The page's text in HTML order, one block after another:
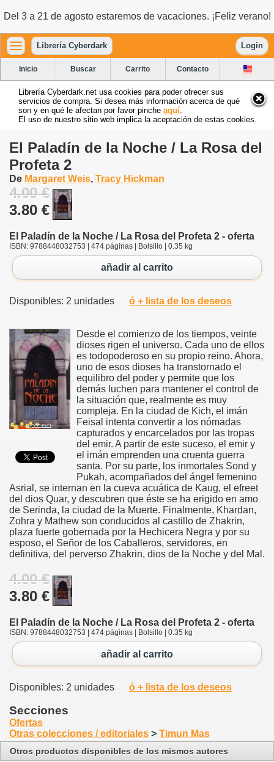
Del 3 a 21 de agosto estaremos de vacaciones. ¡Feliz verano!
Librería Cyberdark Login
Inicio Buscar Carrito Contacto
Librería Cyberdark.net usa cookies para poder ofrecer sus
servicios de compra. Si desea más información acerca de qué
son y en qué le afectan por favor pinche aquí
El uso de nuestro sitio web implica la aceptación de estas cookies.
El Paladín de la Noche / La Rosa del
Profeta 2
De Margaret Weis, Tracy Hickman
4.00 €
3.80 €
El Paladín de la Noche / La Rosa del Profeta 2 - oferta
ISBN: 9788448032753 | 474 páginas | Bolsillo | 0.35 kg
añadir al carrito
Disponibles: 2 unidades ó + lista de los deseos
Desde el comienzo de los tiempos, veinte
dioses rigen el universo. Cada uno de ellos
es todopoderoso en su propio reino. Ahora,
uno de esos dioses ha transtornado el
equilibro del poder y permite que los
demás luchen para mantener el control de
la situación que, realmente es muy
compleja. En la ciudad de Kich, el imán
Feisal intenta convertir a los nómadas
capturados y encarcelados por las tropas
del emir. A partir de este suceso, el emir y
el imán emprenden una cruenta guerra
santa. Por su parte, los inmortales Sond y
Pukah, acompañados del ángel femenino
Asrial, se internan en la cueva acuática de Kaug, el efreet
del dios Quar, y descubren que éste se ha erigido en amo
de Serinda, la ciudad de la Muerte. Finalmente, Khardan,
Zohra y Mathew son conducidos al castillo de Zhakrin,
plaza fuerte gobernada por la Hechicera Negra y por su
esposo, el Señor de los Caballeros, servidores, en
definitiva, del perverso Zhakrin, dios de la Noche y del Mal.
4.00 €
3.80 €
El Paladín de la Noche / La Rosa del Profeta 2 - oferta
ISBN: 9788448032753 | 474 páginas | Bolsillo | 0.35 kg
añadir al carrito
Disponibles: 2 unidades ó + lista de los deseos
Secciones
Ofertas
Otras colecciones / editoriales > Timun Mas
Otros productos disponibles de los mismos autores